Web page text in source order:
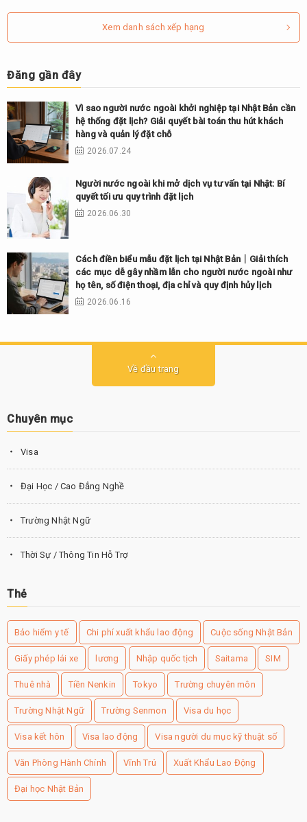
Xem danh sách xếp hạng
Đăng gần đây
Vì sao người nước ngoài khởi nghiệp tại Nhật Bản cần
hệ thống đặt lịch? Giải quyết bài toán thu hút khách
hàng và quản lý đặt chỗ
2026.07.24
Người nước ngoài khi mở dịch vụ tư vấn tại Nhật: Bí
quyết tối ưu quy trình đặt lịch
2026.06.30
Cách điền biểu mẫu đặt lịch tại Nhật Bản｜Giải thích
các mục dễ gây nhầm lẫn cho người nước ngoài như
họ tên, số điện thoại, địa chỉ và quy định hủy lịch
2026.06.16
Về đầu trang
Chuyên mục
Visa
Đại Học / Cao Đẳng Nghề
Trường Nhật Ngữ
Thời Sự / Thông Tin Hỗ Trợ
Thẻ
Bảo hiểm y tế Chi phí xuất khẩu lao động Cuộc sống Nhật Bản
Giấy phép lái xe lương Nhập quốc tịch Saitama SIM
Thuê nhà Tiền Nenkin Tokyo Trường chuyên môn
Trường Nhật Ngữ Trường Senmon Visa du học
Visa kết hôn Visa lao động Visa người du mục kỹ thuật số
Văn Phòng Hành Chính Vĩnh Trú Xuất Khẩu Lao Động
Đại học Nhật Bản